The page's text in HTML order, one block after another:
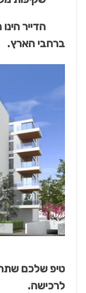
הדייר
ברחבי הארץ.
טיפ שלכם
לרכישה.